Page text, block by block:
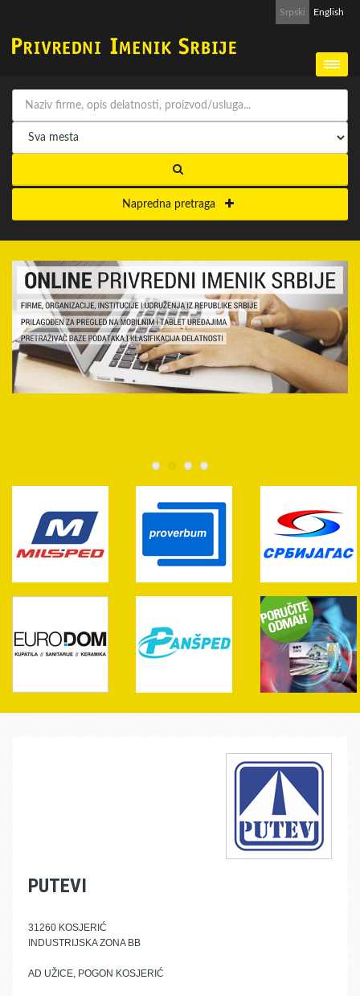
Srpski English
Napredna pretraga
PUTEVI
31260 KOSJERIĆ
INDUSTRIJSKA ZONA BB
AD UŽICE, POGON KOSJERIĆ